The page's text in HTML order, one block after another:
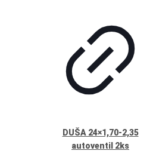
DUŠA 24×1,70-2,35
autoventil 2ks